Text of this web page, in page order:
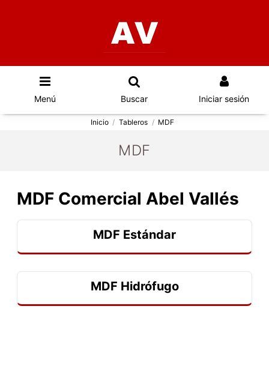
Menú Buscar Iniciar sesión
Inicio Tableros MDF
MDF
MDF Comercial Abel Vallés
MDF Estándar
MDF Hidrófugo